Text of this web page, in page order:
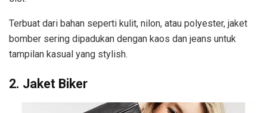
Terbuat dari bahan seperti kulit, nilon, atau polyester, jaket
bomber sering dipadukan dengan kaos dan jeans untuk
tampilan kasual yang stylish.
2. Jaket Biker